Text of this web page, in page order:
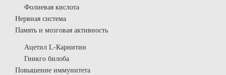
Фолиевая кислота
Нервная система
Память и мозговая активность
Ацетил L-Карнитин
Гинкго билоба
Повышение иммунитета